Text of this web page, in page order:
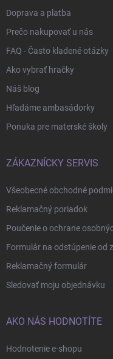
Doprava a platba
Prečo nakupovať u nás
FAQ - Často kladené otázky
Ako vybrať hračky
Náš blog
Hľadáme ambasádorky
Ponuka pre materské školy
ZÁKAZNÍCKY SERVIS
Všeobecné obchodné
Reklamačný poriadok
Poučenie o ochrane
Formulár na odstúpenie od
Reklamačný formulár
Sledovať moju objednávku
AKO NÁS HODNOTÍTE
Hodnotenie e-shopu